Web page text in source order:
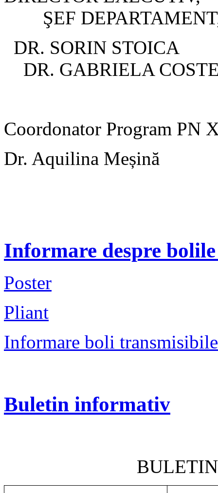
ŞEF
DR.
DR. GABRIELA
Coordonator Program PN
Dr. Aquilina Meșină
Informare despre
Poster
Pliant
Informare boli transmisibile
Buletin informativ